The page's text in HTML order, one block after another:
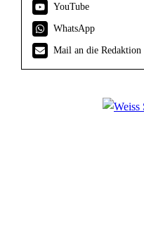
YouTube
WhatsApp
Mail an die Redaktion